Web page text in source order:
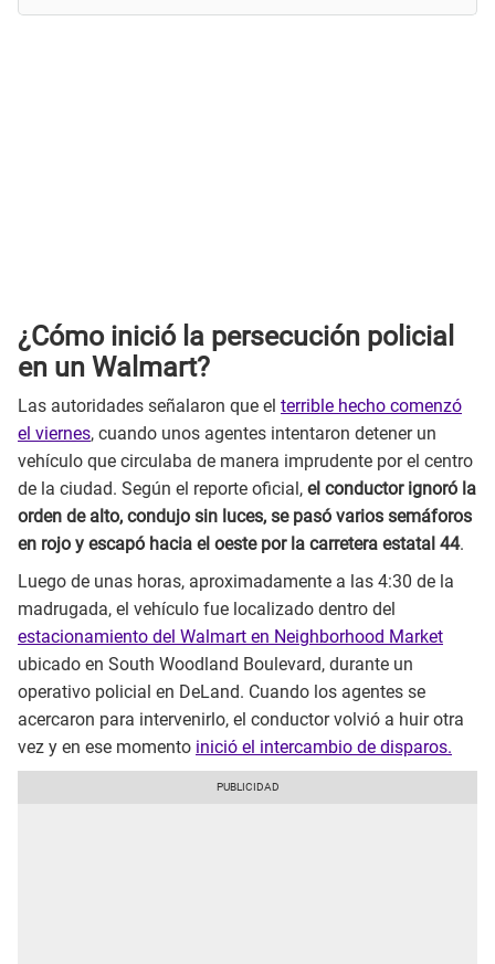
¿Cómo inició la persecución policial
en un Walmart?
Las autoridades señalaron que el terrible hecho comenzó
el viernes, cuando unos agentes intentaron detener un
vehículo que circulaba de manera imprudente por el centro
de la ciudad. Según el reporte oficial, el conductor ignoró la
orden de alto, condujo sin luces, se pasó varios semáforos
en rojo y escapó hacia el oeste por la carretera estatal 44.
Luego de unas horas, aproximadamente a las 4:30 de la
madrugada, el vehículo fue localizado dentro del
estacionamiento del Walmart en Neighborhood Market
ubicado en South Woodland Boulevard, durante un
operativo policial en DeLand. Cuando los agentes se
acercaron para intervenirlo, el conductor volvió a huir otra
vez y en ese momento inició el intercambio de disparos.